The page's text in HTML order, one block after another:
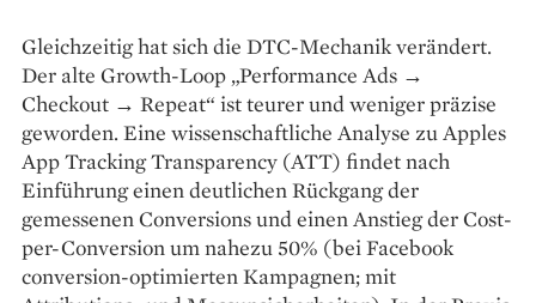
Gleichzeitig hat sich die DTC-Mechanik verändert.
Der alte Growth-Loop „Performance Ads →
Checkout → Repeat“ ist teurer und weniger präzise
geworden. Eine wissenschaftliche Analyse zu Apples
App Tracking Transparency (ATT) findet nach
Einführung einen deutlichen Rückgang der
gemessenen Conversions und einen Anstieg der Cost-
per-Conversion um nahezu 50% (bei Facebook
conversion-optimierten Kampagnen; mit